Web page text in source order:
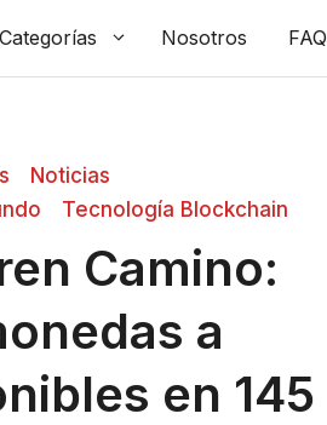
Categorías Nosotros FAQ
Noticias
Tecnología Blockchain
Camino:
a
en 145